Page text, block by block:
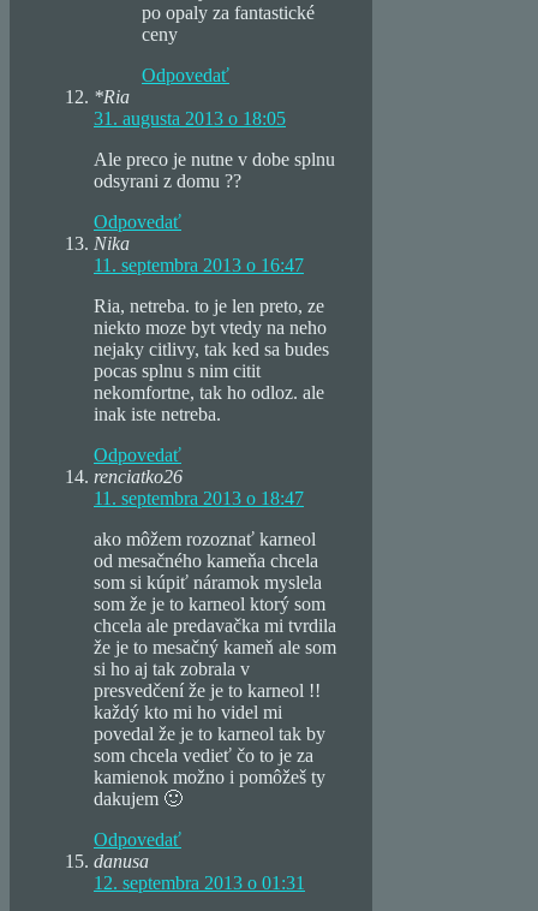
po opaly za fantastické
ceny
Odpovedať
*Ria
31. augusta 2013 o 18:05
Ale preco je nutne v dobe splnu
odsyrani z domu ??
Odpovedať
Nika
11. septembra 2013 o 16:47
Ria, netreba. to je len preto, ze
niekto moze byt vtedy na neho
nejaky citlivy, tak ked sa budes
pocas splnu s nim citit
nekomfortne, tak ho odloz. ale
inak iste netreba.
Odpovedať
renciatko26
11. septembra 2013 o 18:47
ako môžem rozoznať karneol
od mesačného kameňa chcela
som si kúpiť náramok myslela
som že je to karneol ktorý som
chcela ale predavačka mi tvrdila
že je to mesačný kameň ale som
si ho aj tak zobrala v
presvedčení že je to karneol !!
každý kto mi ho videl mi
povedal že je to karneol tak by
som chcela vedieť čo to je za
kamienok možno i pomôžeš ty
dakujem 🙂
Odpovedať
danusa
12. septembra 2013 o 01:31